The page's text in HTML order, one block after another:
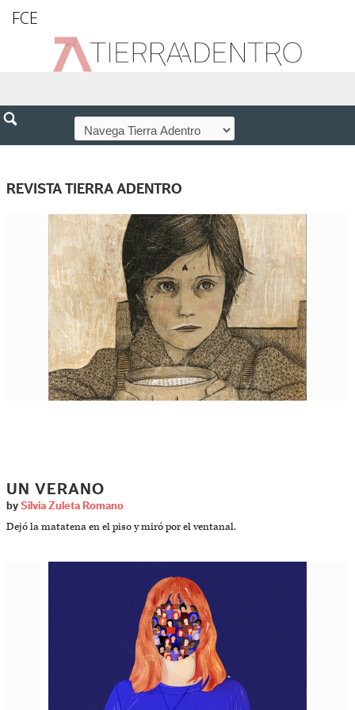
FCE
REVISTA TIERRA ADENTRO
UN VERANO
by Silvia Zuleta Romano
Dejó la matatena en el piso y miró por el ventanal.